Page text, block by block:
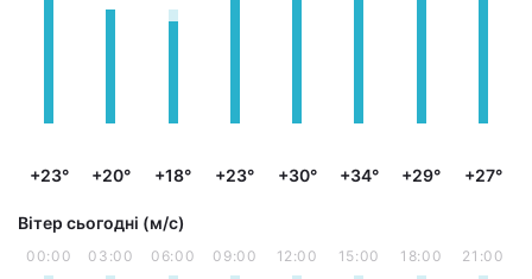
+23° +20° +18° +23° +30° +34° +29° +27°
Вітер сьогодні (м/с)
00:00 03:00 06:00 09:00 12:00 15:00 18:00 21:00